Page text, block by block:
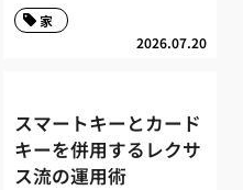
2026.07.20
家
スマートキーとカード
キーを併用するレクサ
ス流の運用術